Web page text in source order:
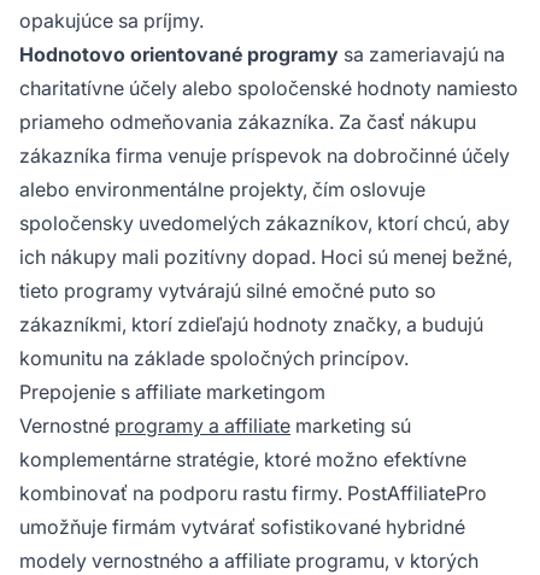
opakujúce sa príjmy.
Hodnotovo orientované programy sa zameriavajú na
charitatívne účely alebo spoločenské hodnoty namiesto
priameho odmeňovania zákazníka. Za časť nákupu
zákazníka firma venuje príspevok na dobročinné účely
alebo environmentálne projekty, čím oslovuje
spoločensky uvedomelých zákazníkov, ktorí chcú, aby
ich nákupy mali pozitívny dopad. Hoci sú menej bežné,
tieto programy vytvárajú silné emočné puto so
zákazníkmi, ktorí zdieľajú hodnoty značky, a budujú
komunitu na základe spoločných princípov.
Prepojenie s affiliate marketingom
Vernostné programy a affiliate marketing sú
komplementárne stratégie, ktoré možno efektívne
kombinovať na podporu rastu firmy. PostAffiliatePro
umožňuje firmám vytvárať sofistikované hybridné
modely vernostného a affiliate programu, v ktorých